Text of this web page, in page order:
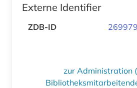
Externe Identifier
ZDB-ID
zur Administration